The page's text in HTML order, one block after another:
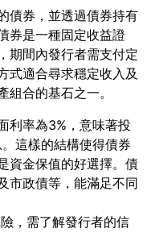
債券，並透過債券持有
券是一種固定收益證
期間內發行者需支付定
式適合尋求穩定收入及
利率為3%，意味著投
這樣的結構使得債券
資金保值的好選擇。債
市政債等，能滿足不同
，需了解發行者的信